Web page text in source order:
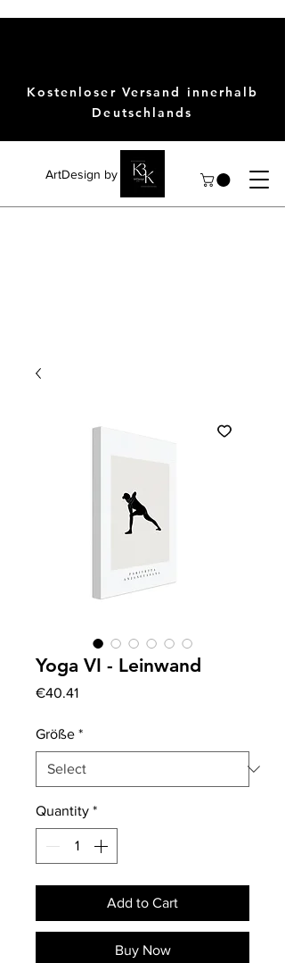
ArtDesign by KBK
Kostenloser Versand innerhalb
Deutschlands
Yoga VI - Leinwand
€40.41Price
Größe *
Quantity *
Add to Cart
Buy Now